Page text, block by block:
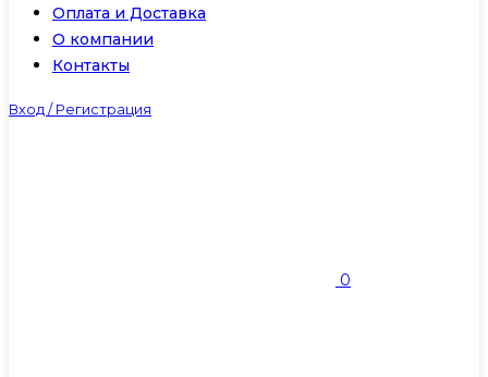
Оплата и Доставка
О компании
Контакты
Вход / Регистрация
0